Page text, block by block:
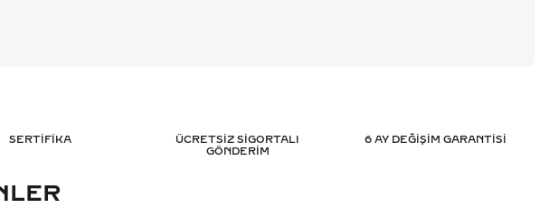
SERTİFİKA
ÜCRETSİZ SİGORTALI
GÖNDERİM
6 AY DEĞİŞİM GARANTİSİ